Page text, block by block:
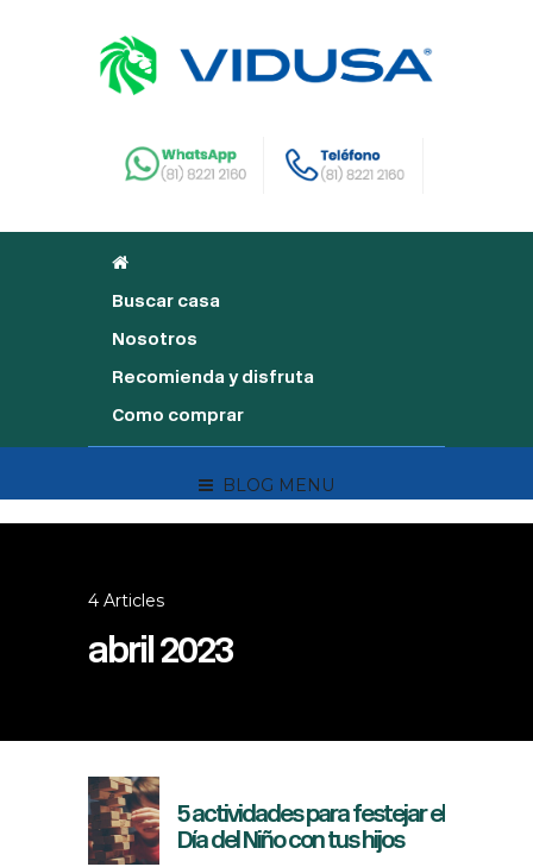
Buscar casa
Nosotros
Recomienda y disfruta
Como comprar
BLOG MENU
4 Articles
abril 2023
5 actividades para festejar el
Día del Niño con tus hijos